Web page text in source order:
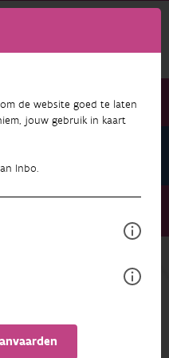
de website goed te laten
jouw gebruik in kaart
Inbo.
2025-2026
2026